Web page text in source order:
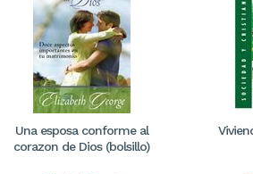
Una esposa conforme al
corazon de Dios (bolsillo)